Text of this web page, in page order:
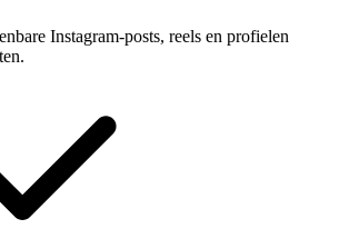
Instagram-posts, reels en profielen